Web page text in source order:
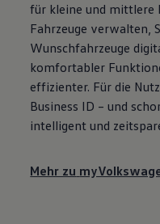
für kleine und mittlere
Fahrzeuge verwalten,
Wunschfahrzeuge
komfortabler
effizienter. Für die
Business ID – und
intelligent und
Mehr zu